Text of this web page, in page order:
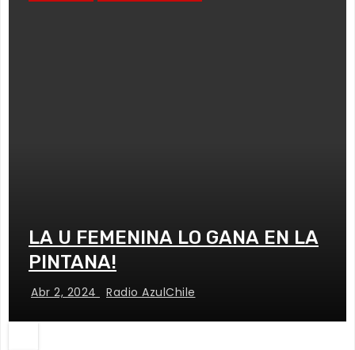
LA U FEMENINA LO GANA EN LA
PINTANA!
Abr 2, 2024 Radio AzulChile